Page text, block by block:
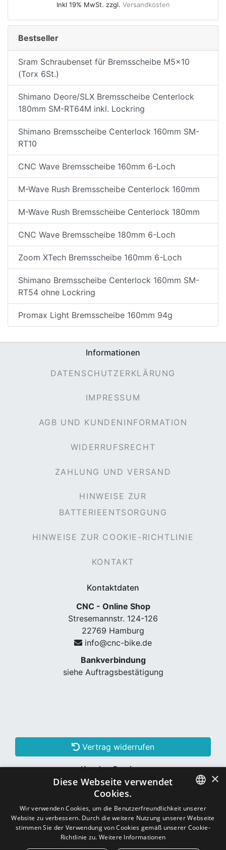
Inkl 19% MwSt. zzgl. Versandkosten
Bestseller
Sram Schraubenset für Bremsscheibe M5x10
(Torx 6St.)
Shimano Deore/SLX Bremsscheibe Centerlock
180mm SM-RT64M inkl. Lockring
Shimano Bremsscheibe Centerlock 160mm SM-
RT10
CNC Wave Bremsscheibe 160mm 6-Loch
M-Wave Rush Bremsscheibe Centerlock 160mm
M-Wave Rush Bremsscheibe Centerlock 180mm
CNC Wave Bremsscheibe 180mm 6-Loch
Zoom XTech Bremsscheibe 160mm 6-Loch
Shimano Bremsscheibe Centerlock 160mm SM-
RT54 ohne Lockring
Promax Light Bremsscheibe 160mm 94g
Informationen
DATENSCHUTZERKLÄRUNG
IMPRESSUM
AGB UND KUNDENINFORMATION
WIDERRUFSRECHT
ZAHLUNG UND VERSAND
HINWEISE ZUR
BATTERIEENTSORGUNG
HINWEISE ZUR COOKIE-RICHTLINIE
KONTAKT
Kontaktdaten
CNC - Online Shop
Stresemannstr. 124-126
22769 Hamburg
info@cnc-bike.de
Bankverbindung
siehe Auftragsbestätigung
Vertrag widerrufen
Kunden Services
Konto erstellen
Schon Kunde? Einloggen
GERMAN
×
Diese Webseite verwendet
Cookies.
Wir verwenden Cookies, um die Benutzerfreundlichkeit unserer
Website zu verbessern. Durch die weitere Nutzung unserer Webseite
stimmen Sie der Verwendung von Cookies gemäß unserer Cookie-
Richtlinie zu. Weitere Informationen